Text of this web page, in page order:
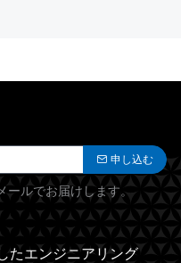
申し込む
ールでお届けします。
たエンジニアリング